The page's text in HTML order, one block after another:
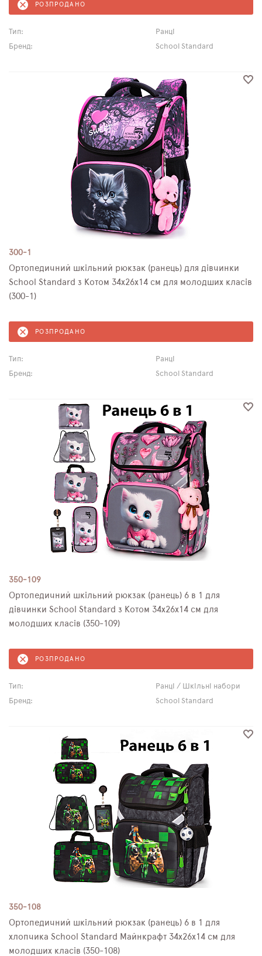
РОЗПРОДАНО
Тип:
Ранці
Бренд:
School Standard
300-1
Ортопедичний шкільний рюкзак (ранець) для дівчинки
School Standard з Котом 34х26х14 см для молодших класів
(300-1)
РОЗПРОДАНО
Тип:
Ранці
Бренд:
School Standard
350-109
Ортопедичний шкільний рюкзак (ранець) 6 в 1 для
дівчинки School Standard з Котом 34х26х14 см для
молодших класів (350-109)
РОЗПРОДАНО
Тип:
Ранці / Шкільні набори
Бренд:
School Standard
350-108
Ортопедичний шкільний рюкзак (ранець) 6 в 1 для
хлопчика School Standard Майнкрафт 34х26х14 см для
молодших класів (350-108)